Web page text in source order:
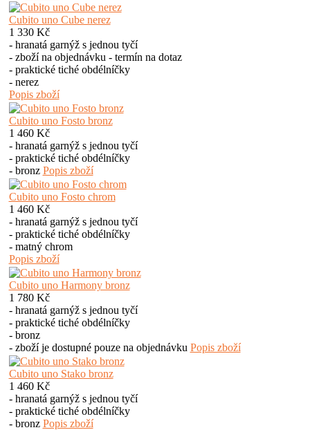
Cubito uno Cube nerez
1 330 Kč
- hranatá garnýž s jednou tyčí
- zboží na objednávku - termín na dotaz
- praktické tiché obdélníčky
- nerez
Popis zboží
Cubito uno Fosto bronz
1 460 Kč
- hranatá garnýž s jednou tyčí
- praktické tiché obdélníčky
- bronz Popis zboží
Cubito uno Fosto chrom
1 460 Kč
- hranatá garnýž s jednou tyčí
- praktické tiché obdélníčky
- matný chrom
Popis zboží
Cubito uno Harmony bronz
1 780 Kč
- hranatá garnýž s jednou tyčí
- praktické tiché obdélníčky
- bronz
- zboží je dostupné pouze na objednávku Popis zboží
Cubito uno Stako bronz
1 460 Kč
- hranatá garnýž s jednou tyčí
- praktické tiché obdélníčky
- bronz Popis zboží